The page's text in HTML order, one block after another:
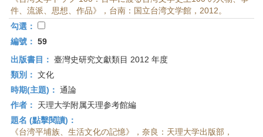
件、流派、思想、作品》，台南：国立台湾文学館，2012。
勾選：
編號： 59
出版書目： 臺灣史研究文獻類目 2012 年度
類別： 文化
時期(主題)： 通論
作者：
天理大学附属天理参考館編
題名 (點擊閱讀)：
《台湾平埔族、生活文化の記憶》，奈良：天理大学出版部，